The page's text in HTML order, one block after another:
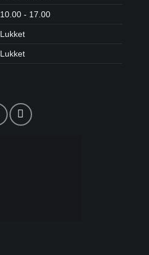
10.00 - 17.00
Lukket
Lukket